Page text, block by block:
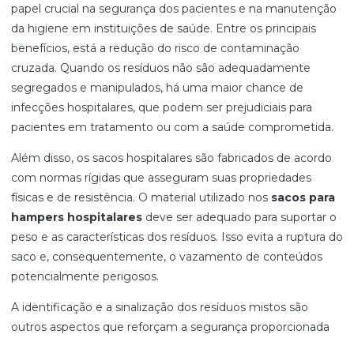
papel crucial na segurança dos pacientes e na manutenção
da higiene em instituições de saúde. Entre os principais
benefícios, está a redução do risco de contaminação
cruzada. Quando os resíduos não são adequadamente
segregados e manipulados, há uma maior chance de
infecções hospitalares, que podem ser prejudiciais para
pacientes em tratamento ou com a saúde comprometida.
Além disso, os sacos hospitalares são fabricados de acordo
com normas rígidas que asseguram suas propriedades
físicas e de resistência. O material utilizado nos sacos para
hampers hospitalares deve ser adequado para suportar o
peso e as características dos resíduos. Isso evita a ruptura do
saco e, consequentemente, o vazamento de conteúdos
potencialmente perigosos.
A identificação e a sinalização dos resíduos mistos são
outros aspectos que reforçam a segurança proporcionada